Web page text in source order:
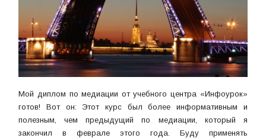
Мой диплом по медиации от учебного центра «Инфоурок»
готов! Вот он: Этот курс был более информативным и
полезным, чем предыдущий по медиации, который я
закончил в феврале этого года. Буду применять